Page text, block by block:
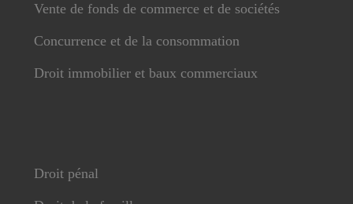
Vente de fonds de commerce et de sociétés
Concurrence et de la consommation
Droit immobilier et baux commerciaux
Droit pénal